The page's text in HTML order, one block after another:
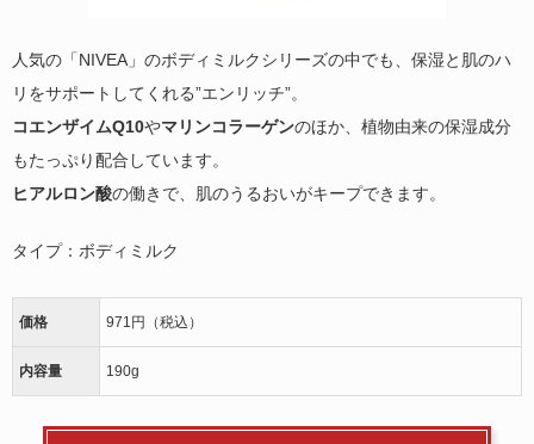
人気の 「NIVEA」のボディミルクシリーズの中でも、保湿と肌のハ
リをサポートしてくれる”エンリッチ”。
コエンザイムQ10やマリンコラーゲンのほか、植物由来の保湿成分
もたっぷり配合しています。
ヒアルロン酸の働きで、肌のうるおいがキープできます。
タイプ：ボディミルク
価格 971円（税込）
内容量 190g